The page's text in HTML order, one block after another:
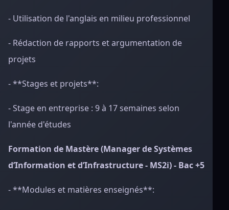
- Utilisation de l'anglais en milieu professionnel
- Rédaction de rapports et argumentation de
projets
- **Stages et projets**:
- Stage en entreprise : 9 à 17 semaines selon
l'année d'études
Formation de Mastère (Manager de Systèmes
d’Information et d’Infrastructure - MS2i) - Bac +5
- **Modules et matières enseignés**: